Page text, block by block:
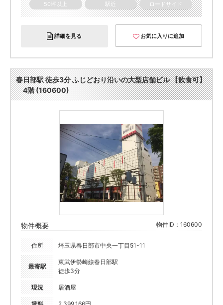
50坪以上
駅近 ロードサイド
詳細を見る お気に入りに追加
春日部駅 徒歩3分 ふじどおり沿いの大型店舗ビル 【飲食可】
4階 (160600)
物件概要 物件ID：160600
住所 埼玉県春日部市中央一丁目51-11
最寄駅
東武伊勢崎線春日部駅
徒歩3分
現況 居酒屋